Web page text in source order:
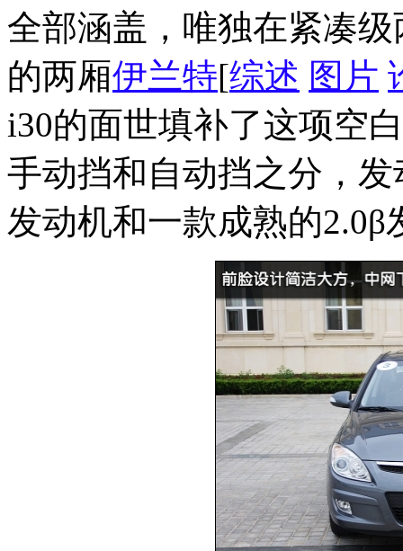
全部涵盖，唯独在紧凑
的两厢伊兰特[综述 图片
i30的面世填补了这项空
手动挡和自动挡之分，
发动机和一款成熟的2.0β